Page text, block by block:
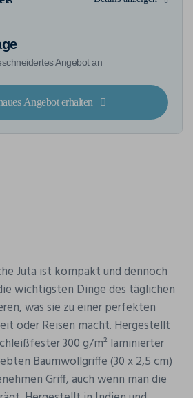
Angebot an
Angebot erhalten
Juta ist kompakt und dennoch
wichtigsten Dinge des täglichen
was sie zu einer perfekten
oder Reisen macht. Hergestellt
300 g/m² laminierter
Baumwollgriffe (30 x 2,5 cm)
Griff, auch wenn man die